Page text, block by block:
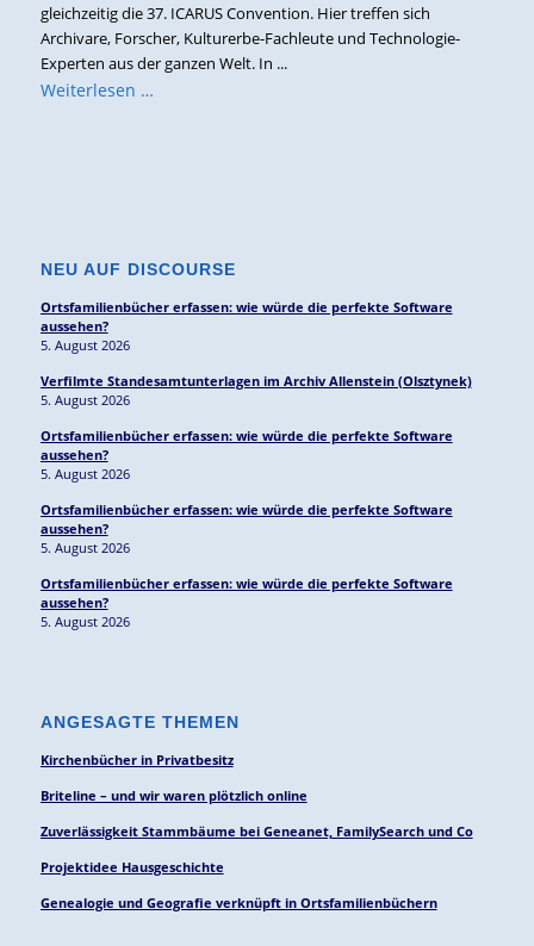
gleichzeitig die 37. ICARUS Convention. Hier treffen sich
Archivare, Forscher, Kulturerbe-Fachleute und Technologie-
Experten aus der ganzen Welt. In ...
Weiterlesen …
NEU AUF DISCOURSE
Ortsfamilienbücher erfassen: wie würde die perfekte Software
aussehen?
5. August 2026
Verfilmte Standesamtunterlagen im Archiv Allenstein (Olsztynek)
5. August 2026
Ortsfamilienbücher erfassen: wie würde die perfekte Software
aussehen?
5. August 2026
Ortsfamilienbücher erfassen: wie würde die perfekte Software
aussehen?
5. August 2026
Ortsfamilienbücher erfassen: wie würde die perfekte Software
aussehen?
5. August 2026
ANGESAGTE THEMEN
Kirchenbücher in Privatbesitz
Briteline – und wir waren plötzlich online
Zuverlässigkeit Stammbäume bei Geneanet, FamilySearch und Co
Projektidee Hausgeschichte
Genealogie und Geografie verknüpft in Ortsfamilienbüchern